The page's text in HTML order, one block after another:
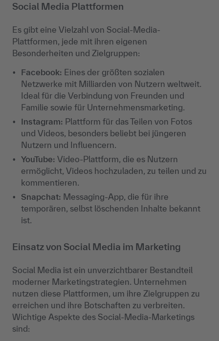
Social Media Plattformen
Es gibt eine Vielzahl von Social-Media-
Plattformen, jede mit ihren eigenen
Besonderheiten und Zielgruppen:
Facebook: Eines der größten sozialen
Netzwerke mit Milliarden von Nutzern weltweit.
Ideal für die Verbindung von Freunden und
Familie sowie für Unternehmensmarketing.
Instagram: Plattform für das Teilen von Fotos
und Videos, besonders beliebt bei jüngeren
Nutzern und Influencern.
YouTube: Video-Plattform, die es Nutzern
ermöglicht, Videos hochzuladen, zu teilen und zu
kommentieren.
Snapchat: Messaging-App, die für ihre
temporären, selbst löschenden Inhalte bekannt
ist.
Einsatz von Social Media im Marketing
Social Media ist ein unverzichtbarer Bestandteil
moderner Marketingstrategien. Unternehmen
nutzen diese Plattformen, um ihre Zielgruppen zu
erreichen und ihre Botschaften zu verbreiten.
Wichtige Aspekte des Social-Media-Marketings
sind: